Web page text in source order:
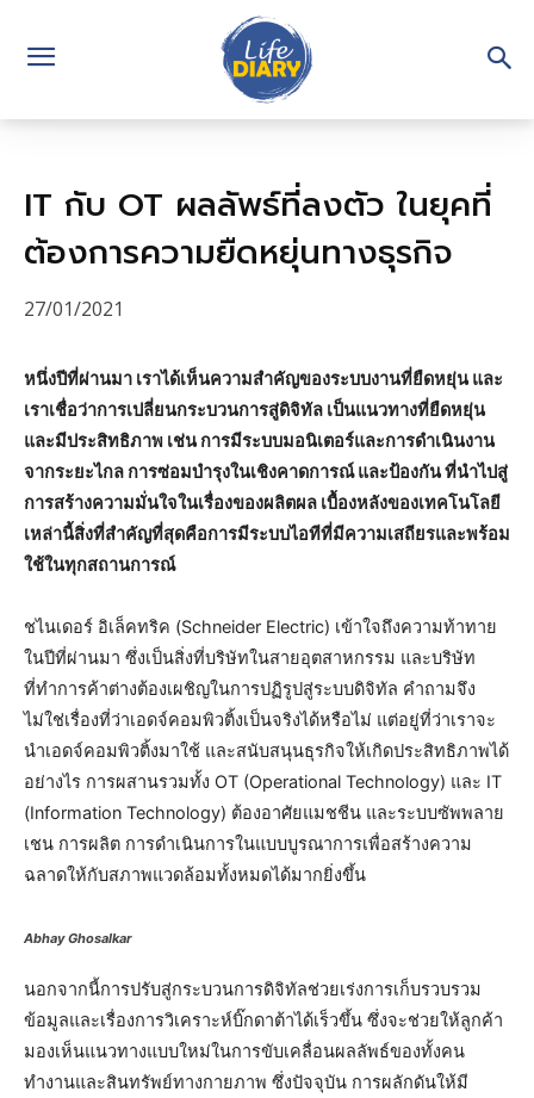
IT กับ OT ผลลัพธ์ที่ลงตัว ในยุคที่
ต้องการความยืดหยุ่นทางธุรกิจ
27/01/2021
หนึ่งปีที่ผ่านมา เราได้เห็นความสำคัญของระบบงานที่ยืดหยุ่น และ
เราเชื่อว่าการเปลี่ยนกระบวนการสู่ดิจิทัล เป็นแนวทางที่ยืดหยุ่น
และมีประสิทธิภาพ เช่น การมีระบบมอนิเตอร์และการดำเนินงาน
จากระยะไกล การซ่อมบำรุงในเชิงคาดการณ์ และป้องกัน ที่นำไปสู่
การสร้างความมั่นใจในเรื่องของผลิตผล เบื้องหลังของเทคโนโลยี
เหล่านี้สิ่งที่สำคัญที่สุดคือการมีระบบไอทีที่มีความเสถียรและพร้อม
ใช้ในทุกสถานการณ์
ชไนเดอร์ อิเล็คทริค (Schneider Electric) เข้าใจถึงความท้าทาย
ในปีที่ผ่านมา ซึ่งเป็นสิ่งที่บริษัทในสายอุตสาหกรรม และบริษัท
ที่ทำการค้าต่างต้องเผชิญในการปฏิรูปสู่ระบบดิจิทัล คำถามจึง
ไม่ใช่เรื่องที่ว่าเอดจ์คอมพิวติ้งเป็นจริงได้หรือไม่ แต่อยู่ที่ว่าเราจะ
นำเอดจ์คอมพิวติ้งมาใช้ และสนับสนุนธุรกิจให้เกิดประสิทธิภาพได้
อย่างไร การผสานรวมทั้ง OT (Operational Technology) และ IT
(Information Technology) ต้องอาศัยแมชชีน และระบบซัพพลาย
เชน การผลิต การดำเนินการในแบบบูรณาการเพื่อสร้างความ
ฉลาดให้กับสภาพแวดล้อมทั้งหมดได้มากยิ่งขึ้น
Abhay Ghosalkar
นอกจากนี้การปรับสู่กระบวนการดิจิทัลช่วยเร่งการเก็บรวบรวม
ข้อมูลและเรื่องการวิเคราะห์บิ๊กดาต้าได้เร็วขึ้น ซึ่งจะช่วยให้ลูกค้า
มองเห็นแนวทางแบบใหม่ในการขับเคลื่อนผลลัพธ์ของทั้งคน
ทำงานและสินทรัพย์ทางกายภาพ ซึ่งปัจจุบัน การผลักดันให้มี